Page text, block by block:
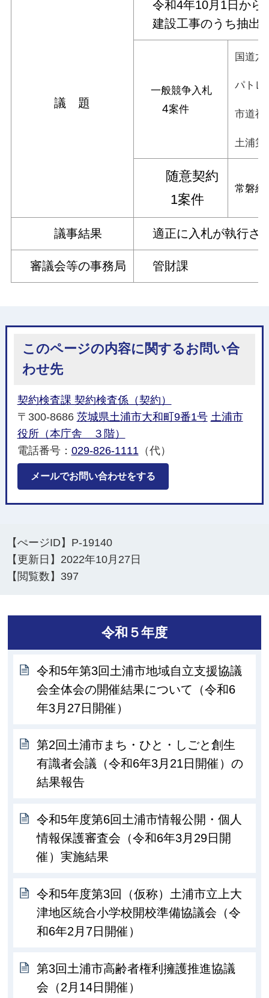
議 題
令和4年10月1日から
建設工事のうち抽出
一般競争入札
4案件
国道六
パトレ
市道神
土浦第
随意契約
1案件
常磐線
議事結果 適正に入札が執行さ
審議会等の事務局 管財課
このページの内容に関するお問い合
わせ先
契約検査課 契約検査係（契約）
〒300-8686 茨城県土浦市大和町9番1号 土浦市
役所（本庁舎 ３階）
電話番号： 029-826-1111（代）
メールでお問い合わせをする
【ぺージID】 P-19140
【更新日】 2022年10月27日
【閲覧数】 397
令和５年度
令和5年第3回土浦市地域自立支援協議
会全体会の開催結果について（令和6
年3月27日開催）
第2回土浦市まち・ひと・しごと創生
有識者会議（令和6年3月21日開催）の
結果報告
令和5年度第6回土浦市情報公開・個人
情報保護審査会（令和6年3月29日開
催）実施結果
令和5年度第3回（仮称）土浦市立上大
津地区統合小学校開校準備協議会（令
和6年2月7日開催）
第3回土浦市高齢者権利擁護推進協議
会（2月14日開催）